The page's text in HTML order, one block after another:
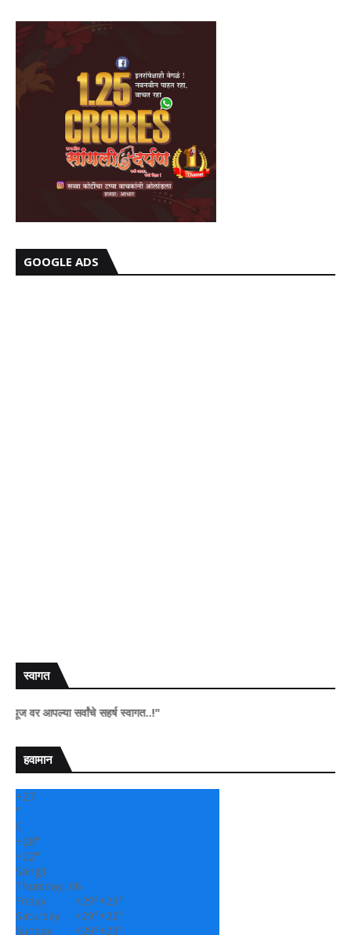
GOOGLE ADS
स्वागत
सर्वांचे सहर्ष स्वागत..!"
हवामान
+27
°
C
+28°
+22°
Sangli
Thursday, 06
Friday
+29°+23°
Saturday
+29°+22°
Sunday
+29°+23°